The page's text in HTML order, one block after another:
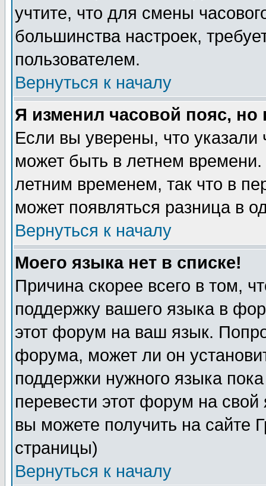
учтите, что для смены
большинства настроек,
пользователем.
Вернуться к началу
Я изменил часовой пояс,
Если вы уверены, что указали
может быть в летнем
летним временем, так что в
может появляться разница в
Вернуться к началу
Моего языка нет в списке!
Причина скорее всего в том,
поддержку вашего языка в
этот форум на ваш язык.
форума, может ли он
поддержки нужного языка
перевести этот форум на
вы можете получить на сайте
страницы)
Вернуться к началу